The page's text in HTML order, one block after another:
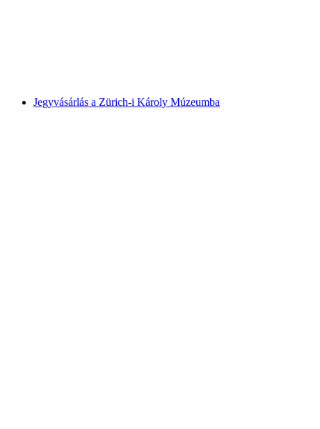
Jegyvásárlás a Zürich-i Károly Múzeumba